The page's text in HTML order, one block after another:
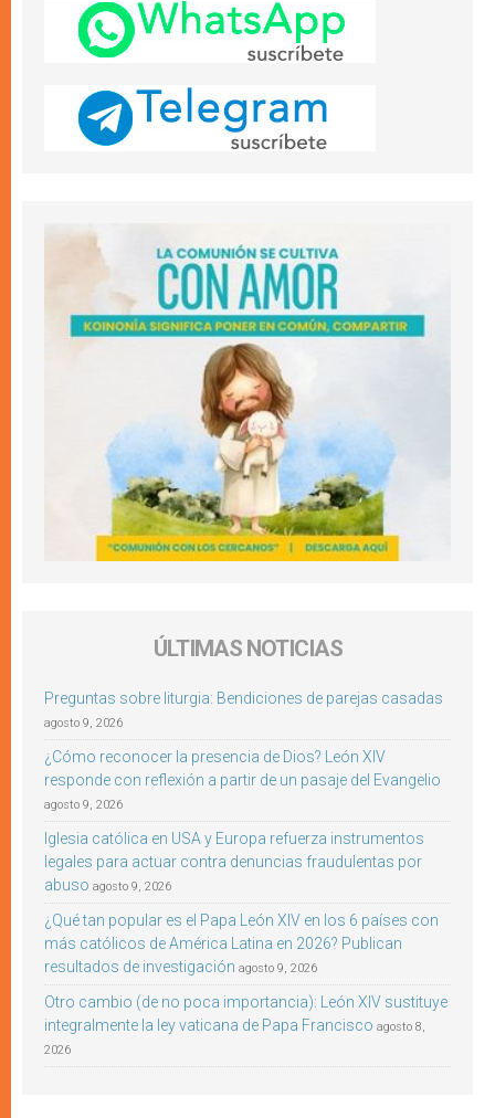
ÚLTIMAS NOTICIAS
Preguntas sobre liturgia: Bendiciones de parejas casadas
agosto 9, 2026
¿Cómo reconocer la presencia de Dios? León XIV
responde con reflexión a partir de un pasaje del Evangelio
agosto 9, 2026
Iglesia católica en USA y Europa refuerza instrumentos
legales para actuar contra denuncias fraudulentas por
abuso agosto 9, 2026
¿Qué tan popular es el Papa León XIV en los 6 países con
más católicos de América Latina en 2026? Publican
resultados de investigación agosto 9, 2026
Otro cambio (de no poca importancia): León XIV sustituye
integralmente la ley vaticana de Papa Francisco agosto 8,
2026